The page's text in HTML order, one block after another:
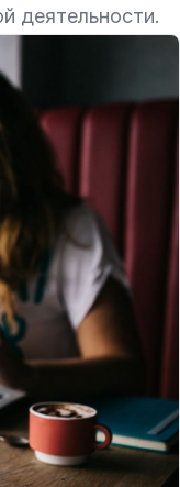
деятельности.